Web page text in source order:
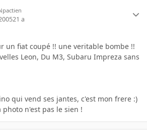
21 a
un fiat coupé !! une veritable bombe !!
Leon, Du M3, Subaru Impreza sans
qui vend ses jantes, c'est mon frere :)
photo n'est pas le sien !